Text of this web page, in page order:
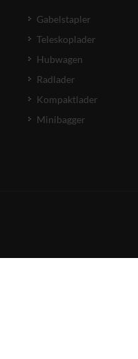
Gabelstapler
Teleskoplader
Hubwagen
Radlader
Kompaktlader
Minibagger